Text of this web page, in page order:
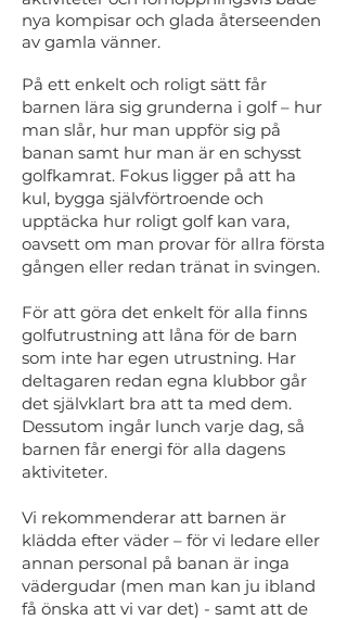
nya kompisar och glada återseenden
av gamla vänner.
På ett enkelt och roligt sätt får
barnen lära sig grunderna i golf – hur
man slår, hur man uppför sig på
banan samt hur man är en schysst
golfkamrat. Fokus ligger på att ha
kul, bygga självförtroende och
upptäcka hur roligt golf kan vara,
oavsett om man provar för allra första
gången eller redan tränat in svingen.
För att göra det enkelt för alla finns
golfutrustning att låna för de barn
som inte har egen utrustning. Har
deltagaren redan egna klubbor går
det självklart bra att ta med dem.
Dessutom ingår lunch varje dag, så
barnen får energi för alla dagens
aktiviteter.
Vi rekommenderar att barnen är
klädda efter väder – för vi ledare eller
annan personal på banan är inga
vädergudar (men man kan ju ibland
få önska att vi var det) - samt att de